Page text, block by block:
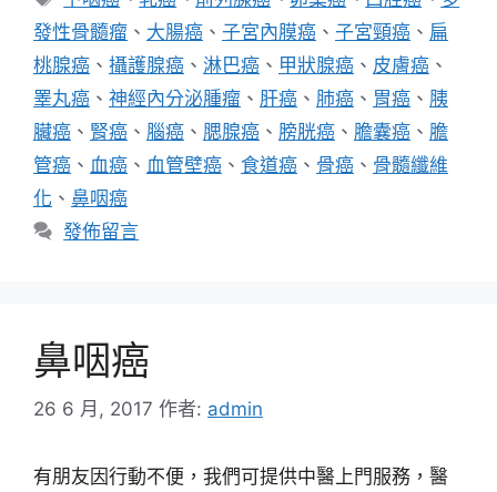
籤
發性骨髓瘤 、 大腸癌 、 子宮內膜癌 、 子宮頸癌 、 扁
桃腺癌 、 攝護腺癌 、 淋巴癌 、 甲狀腺癌 、 皮膚癌 、
睪丸癌 、 神經內分泌腫瘤 、 肝癌 、 肺癌 、 胃癌 、 胰
臟癌 、 腎癌 、 腦癌 、 腮腺癌 、 膀胱癌 、 膽囊癌 、 膽
管癌 、 血癌 、 血管壁癌 、 食道癌 、 骨癌 、 骨髓纖維
化 、 鼻咽癌
發佈留言
鼻咽癌
26 6 月, 2017 作者: admin
有朋友因行動不便，我們可提供中醫上門服務，醫